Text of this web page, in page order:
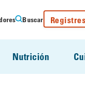
Buscar
Nutrición